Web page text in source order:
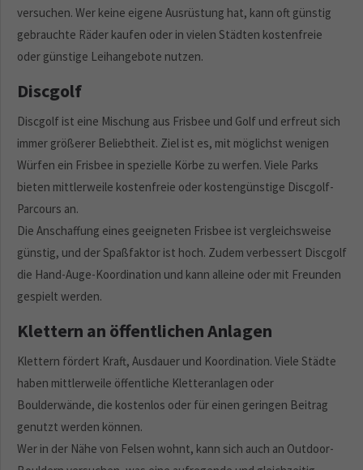
versuchen. Wer keine eigene Ausrüstung hat, kann oft günstig
gebrauchte Räder kaufen oder in vielen Städten kostenfreie
oder günstige Leihangebote nutzen.
Discgolf
Discgolf ist eine Mischung aus Frisbee und Golf und erfreut sich
immer größerer Beliebtheit. Ziel ist es, mit möglichst wenigen
Würfen ein Frisbee in spezielle Körbe zu werfen. Viele Parks
bieten mittlerweile kostenfreie oder kostengünstige Discgolf-
Parcours an.
Die Anschaffung eines geeigneten Frisbee ist vergleichsweise
günstig, und der Spaßfaktor ist hoch. Zudem verbessert Discgolf
die Hand-Auge-Koordination und kann alleine oder mit Freunden
gespielt werden.
Klettern an öffentlichen Anlagen
Klettern fördert Kraft, Ausdauer und Koordination. Viele Städte
haben mittlerweile öffentliche Kletteranlagen oder
Boulderwände, die kostenlos oder für einen geringen Beitrag
genutzt werden können.
Wer in der Nähe von Felsen wohnt, kann sich auch an Outdoor-